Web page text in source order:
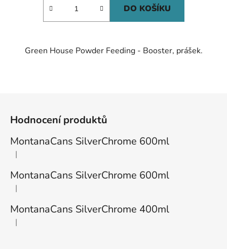
DO KOŠÍKU
Green House Powder Feeding - Booster, prášek.
Hodnocení produktů
MontanaCans SilverChrome 600ml
Hodnocení produktu je 1 z 5 hvězdiček.
|
MontanaCans SilverChrome 600ml
Hodnocení produktu je 3 z 5 hvězdiček.
|
MontanaCans SilverChrome 400ml
Hodnocení produktu je 2 z 5 hvězdiček.
|